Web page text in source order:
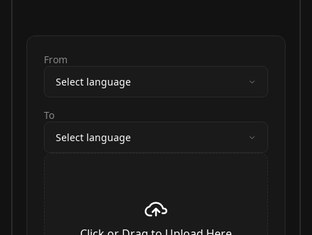
From
Select language
To
Select language